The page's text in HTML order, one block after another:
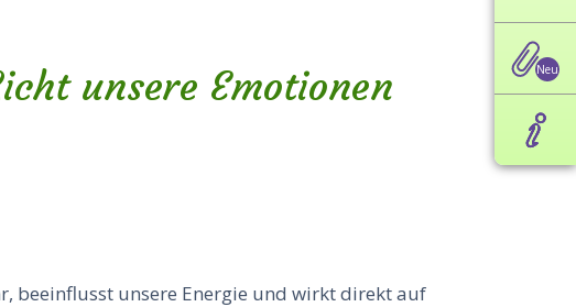
unsere Emotionen
beeinflusst unsere Energie und wirkt direkt auf